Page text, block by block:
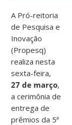
A Pró-reitoria
de Pesquisa e
Inovação
(Propesq)
realiza nesta
sexta-feira,
27 de março,
a cerimônia de
entrega de
prêmios da 5ª